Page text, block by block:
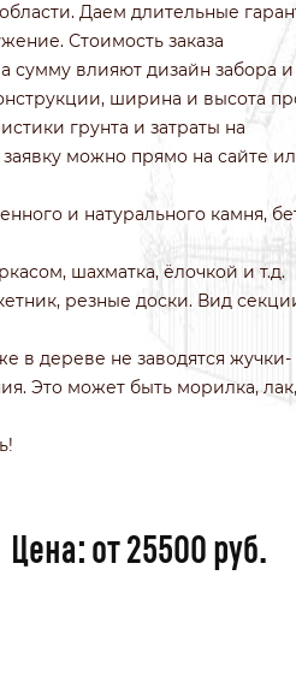
Даем длительные
Стоимость заказа
сумму влияют дизайн забора и
ширина и высота
грунта и затраты на
можно прямо на сайте
и натурального камня,
шахматка, ёлочкой и т.д.
резные доски. Вид
в дереве не заводятся жучки-
Это может быть морилка,
Цена: от 25500 руб.